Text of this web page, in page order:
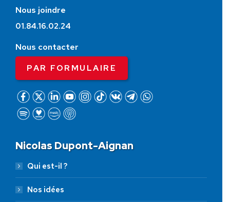
Nous joindre
01.84.16.02.24
Nous contacter
PAR FORMULAIRE
Nicolas Dupont-Aignan
Qui est-il ?
Nos idées